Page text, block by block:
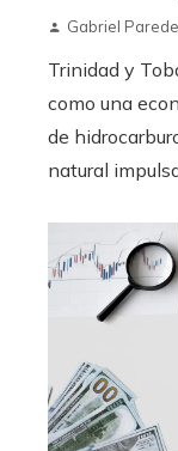
Gabriel
Trinidad y
como una
de
natural